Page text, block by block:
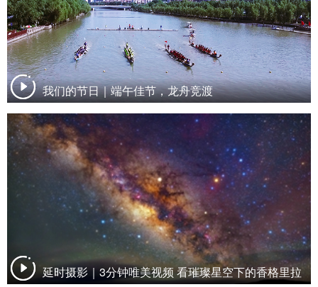
我们的节日｜端午佳节，龙舟竞渡
延时摄影｜3分钟唯美视频 看璀璨星空下的香格里拉